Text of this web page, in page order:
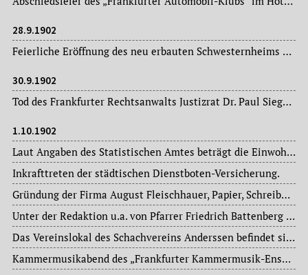
28.9.1902
Feierliche Eröffnung des neu erbauten Schwesternheims des „Vereins für jüdische Krankenpflegerinnen“, Königswarter Straße 20.
30.9.1902
Tod des Frankfurter Rechtsanwalts Justizrat Dr. Paul Siegmund Hertzog (1839-1902), langjähriger Konsulent der Frankfurter Handelskammer.
1.10.1902
Laut Angaben des Statistischen Amtes beträgt die Einwohnerzahl im Stadtkreis Frankfurt am Main 301.500 Personen.
Inkrafttreten der städtischen Dienstboten-Versicherung.
Gründung der Firma August Fleischhauer, Papier, Schreibwarenhandlung und Buchbinderei.
Unter der Redaktion u.a. von Pfarrer Friedrich Battenberg (1847-1912), seit 1884 evangelischer Pfarrer der Peterskirche, erscheint vom 1. Oktober ab ein neues kirchliches Wochenblatt: „Die Gemeinde“.
Das Vereinslokal des Schachvereins Anderssen befindet sich ab heute in der Hochstraße 1.
Kammermusikabend des „Frankfurter Kammermusik-Ensemble“ im Dr. Hoch’s Konservatorium.